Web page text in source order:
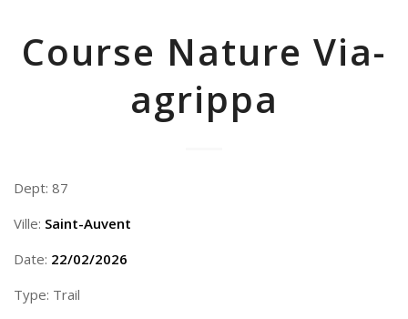
Course Nature Via-
agrippa
Dept: 87
Ville: Saint-Auvent
Date: 22/02/2026
Type: Trail